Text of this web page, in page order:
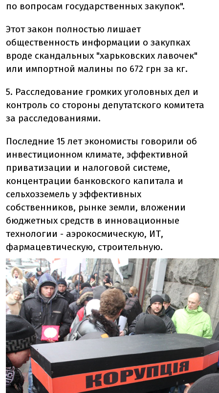
по вопросам государственных закупок".
Этот закон полностью лишает
общественность информации о закупках
вроде скандальных "харьковских лавочек"
или импортной малины по 672 грн за кг.
5. Расследование громких уголовных дел и
контроль со стороны депутатского комитета
за расследованиями.
Последние 15 лет экономисты говорили об
инвестиционном климате, эффективной
приватизации и налоговой системе,
концентрации банковского капитала и
сельхозземель у эффективных
собственников, рынке земли, вложении
бюджетных средств в инновационные
технологии - аэрокосмическую, ИТ,
фармацевтическую, строительную.